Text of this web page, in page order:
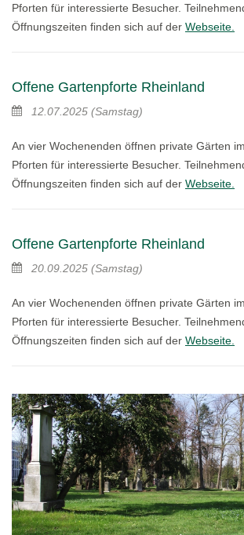
Pforten für interessierte Besucher.
Öffnungszeiten finden sich auf der Webseite.
Offene Gartenpforte Rheinland
12.07.2025 (Samstag)
An vier Wochenenden öffnen private Gärten
Pforten für interessierte Besucher.
Öffnungszeiten finden sich auf der Webseite.
Offene Gartenpforte Rheinland
20.09.2025 (Samstag)
An vier Wochenenden öffnen private Gärten
Pforten für interessierte Besucher.
Öffnungszeiten finden sich auf der Webseite.